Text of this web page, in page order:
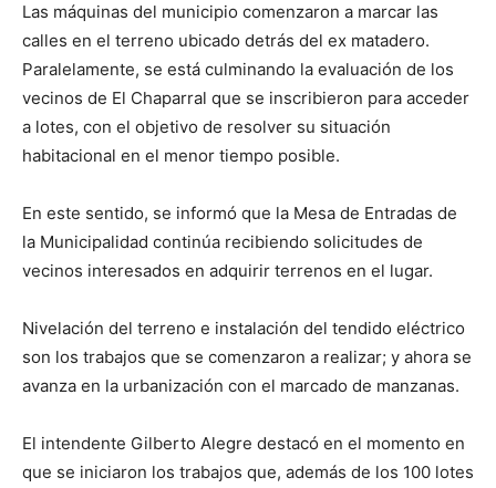
Las máquinas del municipio comenzaron a marcar las
calles en el terreno ubicado detrás del ex matadero.
Paralelamente, se está culminando la evaluación de los
vecinos de El Chaparral que se inscribieron para acceder
a lotes, con el objetivo de resolver su situación
habitacional en el menor tiempo posible.
En este sentido, se informó que la Mesa de Entradas de
la Municipalidad continúa recibiendo solicitudes de
vecinos interesados en adquirir terrenos en el lugar.
Nivelación del terreno e instalación del tendido eléctrico
son los trabajos que se comenzaron a realizar; y ahora se
avanza en la urbanización con el marcado de manzanas.
El intendente Gilberto Alegre destacó en el momento en
que se iniciaron los trabajos que, además de los 100 lotes